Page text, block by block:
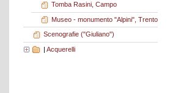
Tomba Rasini, Campo
Museo - monumento "Alpini", Trento
Scenografie ("Giuliano")
| Acquerelli